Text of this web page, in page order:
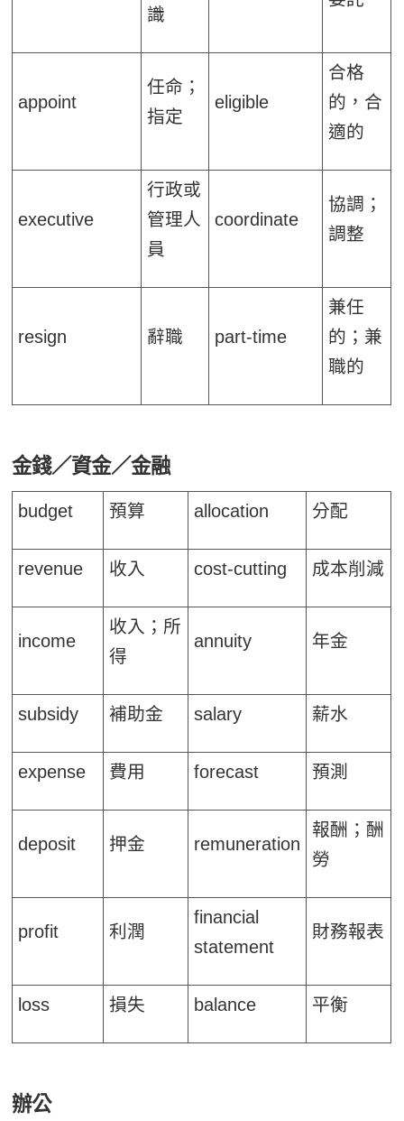
識
appoint
任命；
指定
eligible
合格
的，合
適的
executive
行政或
管理人
員
coordinate
協調；
調整
resign 辭職 part-time
兼任
的；兼
職的
金錢／資金／金融
budget 預算 allocation 分配
revenue 收入 cost-cutting 成本削減
income
收入；所
得
annuity 年金
subsidy 補助金 salary 薪水
expense 費用 forecast 預測
deposit 押金 remuneration
報酬；酬
勞
profit 利潤
financial
statement
財務報表
loss 損失 balance 平衡
辦公